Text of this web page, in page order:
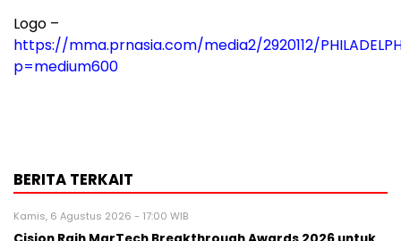
Logo –
https://mma.prnasia.com/media2/2920112/
p=medium600
BERITA TERKAIT
Kamis, 6 Agustus 2026 - 17:00 WIB